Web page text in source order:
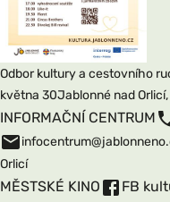
Odbor kultury a cestovního
května 30Jablonné nad
INFORMAČNÍ CENTRUM
Orlicí
MĚSTSKÉ KINO FB